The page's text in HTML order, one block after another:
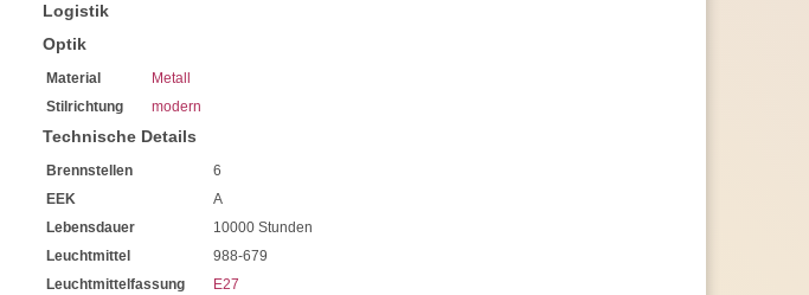
Logistik
Optik
Material
Metall
Stilrichtung
modern
Technische Details
Brennstellen
6
EEK
A
Lebensdauer
10000 Stunden
Leuchtmittel
988-679
Leuchtmittelfassung
E27